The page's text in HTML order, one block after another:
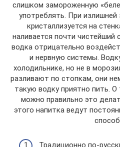
слишком замороженную
употреблять. При
кристаллизуется на
наливается почти чистейший
водка отрицательно
и нервную системы.
холодильнике, но не в
разливают по стопкам, они
такую водку приятно пить.
можно правильно это
этого напитка ведут
Традиционно по-